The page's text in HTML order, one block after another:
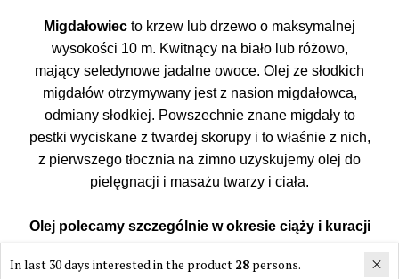
Migdałowiec to krzew lub drzewo o maksymalnej
wysokości 10 m. Kwitnący na biało lub różowo,
mający seledynowe jadalne owoce. Olej ze słodkich
migdałów otrzymywany jest z nasion migdałowca,
odmiany słodkiej. Powszechnie znane migdały to
pestki wyciskane z twardej skorupy i to właśnie z nich,
z pierwszego tłocznia na zimno uzyskujemy olej do
pielęgnacji i masażu twarzy i ciała.
Olej polecamy szczególnie w okresie ciąży i kuracji
wyszczuplających. Jego stosowanie sprawia że
skóra jest jędrna, napięta i gładka.
In last 30 days interested in the product 28 persons.